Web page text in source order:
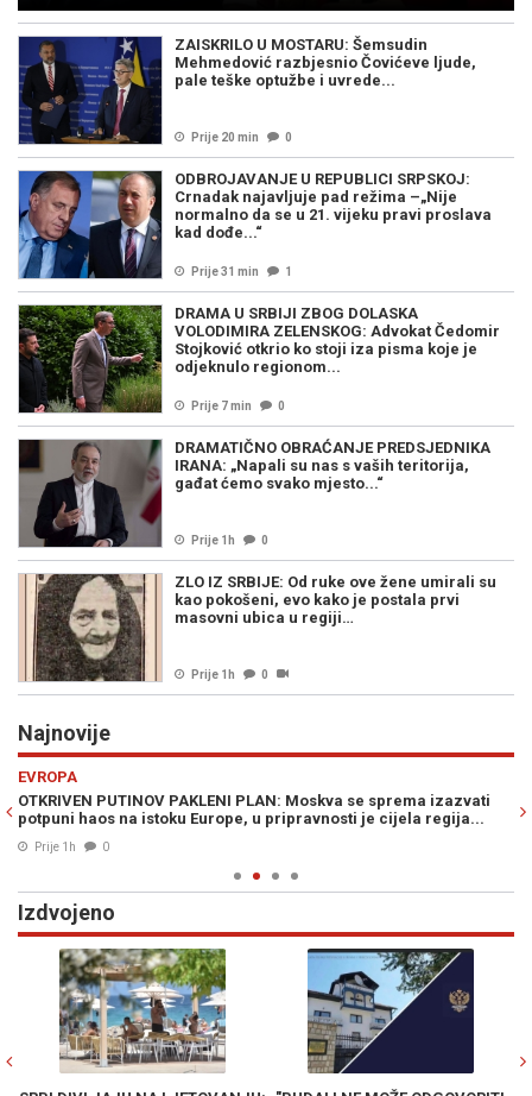
ZAISKRILO U MOSTARU: Šemsudin
Mehmedović razbjesnio Čovićeve ljude,
pale teške optužbe i uvrede...
Prije 20 min 0
ODBROJAVANJE U REPUBLICI SRPSKOJ:
Crnadak najavljuje pad režima –„Nije
normalno da se u 21. vijeku pravi proslava
kad dođe...“
Prije 31 min 1
DRAMA U SRBIJI ZBOG DOLASKA
VOLODIMIRA ZELENSKOG: Advokat Čedomir
Stojković otkrio ko stoji iza pisma koje je
odjeknulo regionom...
Prije 7 min 0
DRAMATIČNO OBRAĆANJE PREDSJEDNIKA
IRANA: „Napali su nas s vaših teritorija,
gađat ćemo svako mjesto...“
Prije 1h 0
ZLO IZ SRBIJE: Od ruke ove žene umirali su
kao pokošeni, evo kako je postala prvi
masovni ubica u regiji…
Prije 1h 0
Najnovije
EVROPA
OTKRIVEN PUTINOV PAKLENI PLAN: Moskva se sprema izazvati
potpuni haos na istoku Europe, u pripravnosti je cijela regija...
Prije 1h 0
Izdvojeno